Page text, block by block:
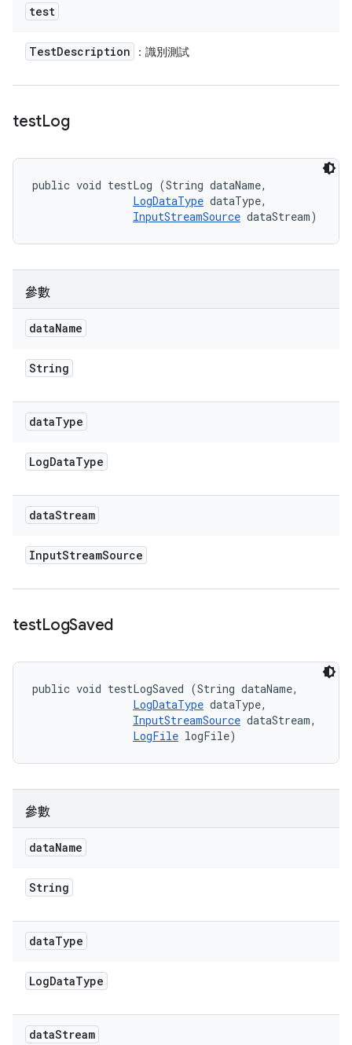
test
TestDescription ：識別測試
testLog
public void testLog (String dataName,
LogDataType dataType,
InputStreamSource dataStream)
參數
dataName
String
dataType
LogDataType
dataStream
InputStreamSource
testLogSaved
public void testLogSaved (String dataName,
LogDataType dataType,
InputStreamSource dataStream,
LogFile logFile)
參數
dataName
String
dataType
LogDataType
dataStream